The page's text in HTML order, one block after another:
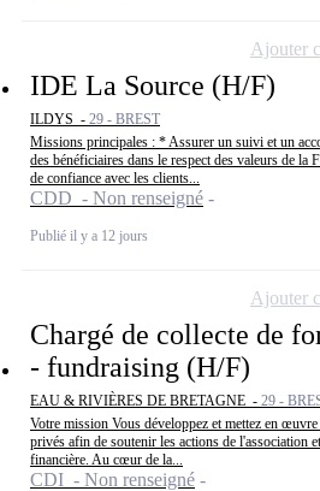
IDE La Source (H/F)
ILDYS - 29 - BREST
Missions principales : * Assurer un suivi et un
des bénéficiaires dans le respect des valeurs de
de confiance avec les clients...
CDD - Non renseigné
Publié il y a 12 jours
Ajouter
Chargé de collecte de
- fundraising (H/F)
EAU & RIVIÈRES DE BRETAGNE - 29 -
Votre mission Vous développez et mettez en
privés afin de soutenir les actions de l'association
financière. Au cœur de la...
CDI - Non renseigné
Ajouter